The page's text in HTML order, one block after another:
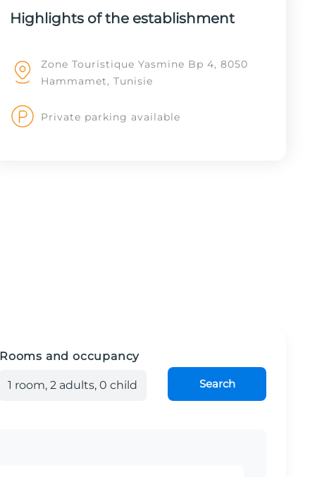
Highlights of the establishment
Zone Touristique Yasmine Bp 4, 8050
Hammamet, Tunisie
Private parking available
Rooms and occupancy
1 room, 2 adults, 0 child Search